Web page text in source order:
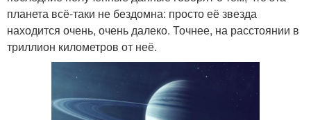
планета всё-таки не бездомна: просто её звезда
находится очень, очень далеко. Точнее, на расстоянии в
триллион километров от неё.